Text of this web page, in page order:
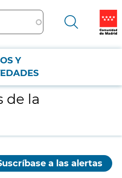
Y
de la
a las alertas